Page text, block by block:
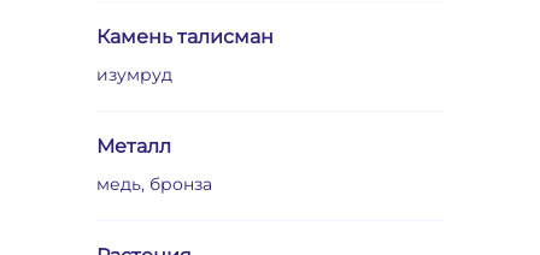
Камень талисман
изумруд
Металл
медь, бронза